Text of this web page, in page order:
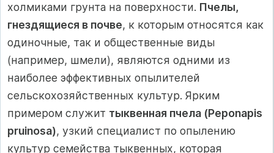
холмиками грунта на поверхности. Пчелы,
гнездящиеся в почве, к которым относятся как
одиночные, так и общественные виды
(например, шмели), являются одними из
наиболее эффективных опылителей
сельскохозяйственных культур. Ярким
примером служит тыквенная пчела (Peponapis
pruinosa), узкий специалист по опылению
культур семейства тыквенных, которая